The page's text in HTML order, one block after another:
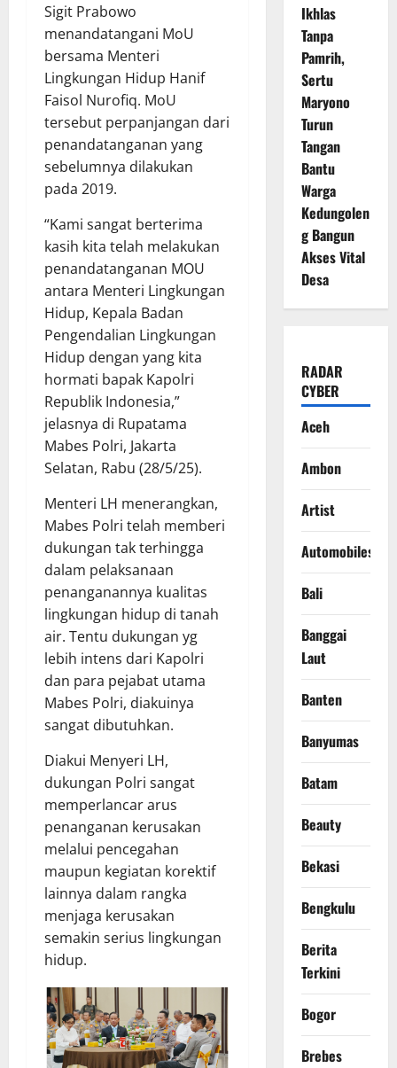
Sigit Prabowo
menandatangani MoU
bersama Menteri
Lingkungan Hidup Hanif
Faisol Nurofiq. MoU
tersebut perpanjangan dari
penandatanganan yang
sebelumnya dilakukan
pada 2019.
“Kami sangat berterima
kasih kita telah melakukan
penandatanganan MOU
antara Menteri Lingkungan
Hidup, Kepala Badan
Pengendalian Lingkungan
Hidup dengan yang kita
hormati bapak Kapolri
Republik Indonesia,”
jelasnya di Rupatama
Mabes Polri, Jakarta
Selatan, Rabu (28/5/25).
Menteri LH menerangkan,
Mabes Polri telah memberi
dukungan tak terhingga
dalam pelaksanaan
penanganannya kualitas
lingkungan hidup di tanah
air. Tentu dukungan yg
lebih intens dari Kapolri
dan para pejabat utama
Mabes Polri, diakuinya
sangat dibutuhkan.
Diakui Menyeri LH,
dukungan Polri sangat
memperlancar arus
penanganan kerusakan
melalui pencegahan
maupun kegiatan korektif
lainnya dalam rangka
menjaga kerusakan
semakin serius lingkungan
hidup.
Ikhlas
Tanpa
Pamrih,
Sertu
Maryono
Turun
Tangan
Bantu
Warga
Kedungolen
g Bangun
Akses Vital
Desa
RADAR
CYBER
Aceh
Ambon
Artist
Automobiles
Bali
Banggai
Laut
Banten
Banyumas
Batam
Beauty
Bekasi
Bengkulu
Berita
Terkini
Bogor
Brebes